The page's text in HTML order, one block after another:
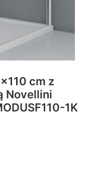
cm z
Novellini
1K